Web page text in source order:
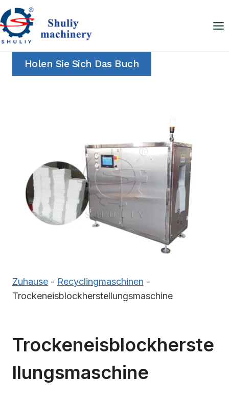
Zum
Inhalt
springen
Holen Sie Sich Das Buch
Zuhause - Recyclingmaschinen -
Trockeneisblockherstellungsmaschine
Trockeneisblockherste
Llungsmaschine